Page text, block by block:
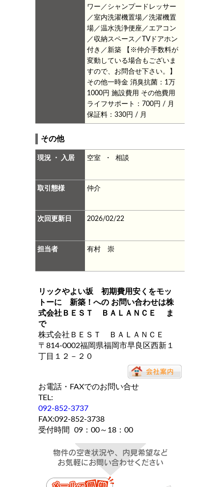
ワー／シャンプードレッサー
／室内洗濯機置場／洗濯機置
場／温水洗浄便座／エアコン
／収納スペース／TVドアホン
付き／新築
【※仲介手数料が
変動している場合もございま
すので、お問合せ下さい。】
その他一時金 消臭抗菌：1万
1000円 施設費用 その他費用
ライフサポート：700円 / 月
保証料：330円 / 月
その他
現況 ・ 入居 空室 ・ 相談
取引態様 仲介
次回更新日 2026/02/22
担当者 有村 崇
リックやよい坂 初期費用安くをモッ
トーに 新築！
への お問い合わせは株
式会社ＢＥＳＴ ＢＡＬＡＮＣＥ
ま
で
株式会社ＢＥＳＴ ＢＡＬＡＮＣＥ
〒814-0002福岡県福岡市早良区西新１
丁目１２－２０
お電話・FAXでのお問い合せ
TEL:
092-852-3737
FAX:092-852-3738
受付時間
09：00～18：00